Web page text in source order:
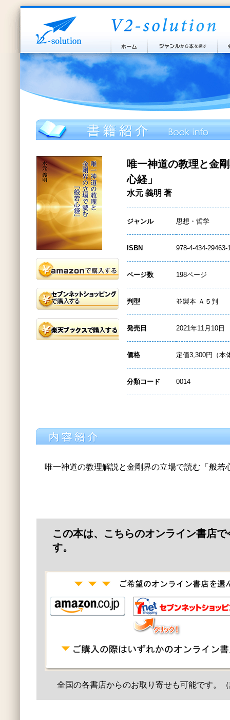
唯一神道の教理と金
心経」
水元 義明 著
ジャンル 思想・哲学
ISBN 978-4-434-29463-
ページ数 198ページ
判型 並製本 Ａ５判
発売日 2021年11月10日
価格 定価3,300円（本
分類コード 0014
唯一神道の教理解説と金剛界の立場で読む「般若
この本は、こちらのオンライン書店
す。
全国の各書店からのお取り寄せも可能です。